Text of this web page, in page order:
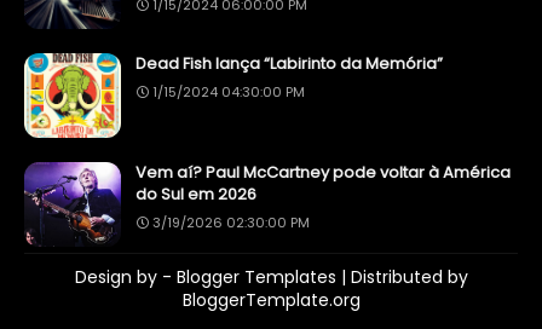
1/15/2024 06:00:00 PM
Dead Fish lança “Labirinto da Memória”
1/15/2024 04:30:00 PM
Vem aí? Paul McCartney pode voltar à América
do Sul em 2026
3/19/2026 02:30:00 PM
Design by - Blogger Templates | Distributed by
BloggerTemplate.org